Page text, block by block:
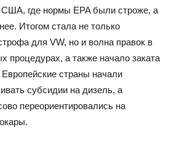
США, где нормы EPA были строже, а
Итогом стала не только
для VW, но и волна правок в
процедурах, а также начало заката
страны начали
субсидии на дизель, а
переориентировались на